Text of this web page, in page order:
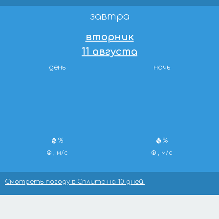
завтра
вторник
11 августа
день
%
, м/с
ночь
%
, м/с
Смотреть погоду в Сплите на 10 дней.